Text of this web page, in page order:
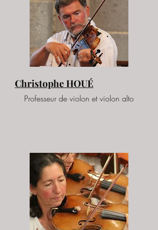
Christophe HOUÉ
Professeur de violon et violon alto